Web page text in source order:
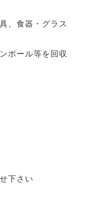
、食器・グラス
ボール等を回収
下さい